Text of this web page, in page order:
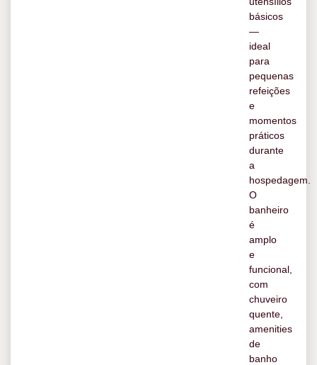
básicos
—
ideal
para
pequenas
refeições
e
momentos
práticos
durante
a
hospedagem.
O
banheiro
é
amplo
e
funcional,
com
chuveiro
quente,
amenities
de
banho